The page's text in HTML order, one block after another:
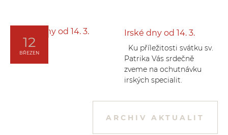
12
BŘEZEN
Irské dny od 14. 3.
Ku příležitosti svátku sv.
Patrika Vás srdečně
zveme na ochutnávku
irských specialit.
ARCHIV AKTUALIT